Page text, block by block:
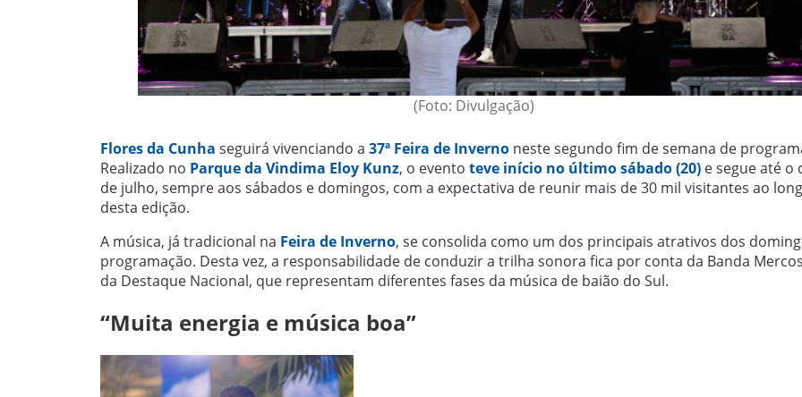
(Foto: Divulgação)
Flores da Cunha seguirá vivenciando a 37ª Feira de Inverno neste segundo fim de semana de
Realizado no Parque da Vindima Eloy Kunz, o evento teve início no último sábado (20) e segue até o
de julho, sempre aos sábados e domingos, com a expectativa de reunir mais de 30 mil visitantes ao
desta edição.
A música, já tradicional na Feira de Inverno, se consolida como um dos principais atrativos dos
programação. Desta vez, a responsabilidade de conduzir a trilha sonora fica por conta da Banda
da Destaque Nacional, que representam diferentes fases da música de baião do Sul.
“Muita energia e música boa”